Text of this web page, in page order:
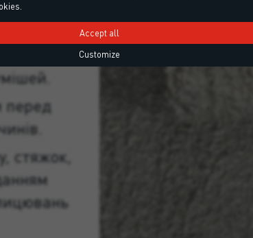
перед
стяжок,
Accept all
Customize